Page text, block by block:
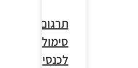
תרגום
סימולטני
לכנסי